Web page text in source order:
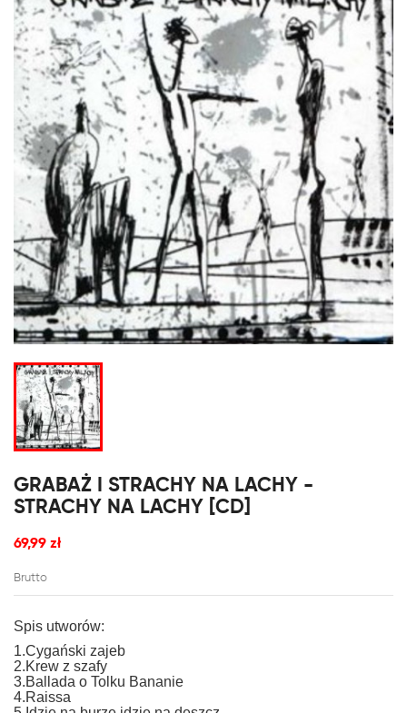
GRABAŻ I STRACHY NA LACHY -
STRACHY NA LACHY [CD]
69,99 zł
Brutto
Spis utworów:
1.Cygański zajeb
2.Krew z szafy
3.Ballada o Tolku Bananie
4.Raissa